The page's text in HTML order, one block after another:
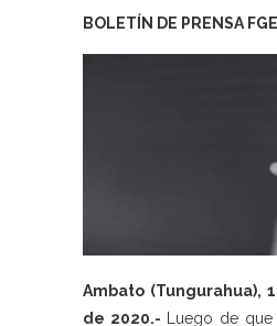
BOLETÍN DE PRENSA
Ambato (Tungurahua),
de 2020.- Luego de que